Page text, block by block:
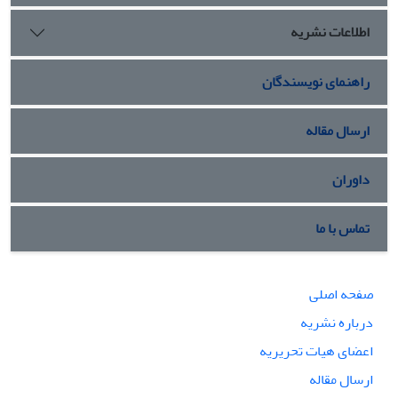
اطلاعات نشریه
راهنمای نویسندگان
ارسال مقاله
داوران
تماس با ما
صفحه اصلی
درباره نشریه
اعضای هیات تحریریه
ارسال مقاله